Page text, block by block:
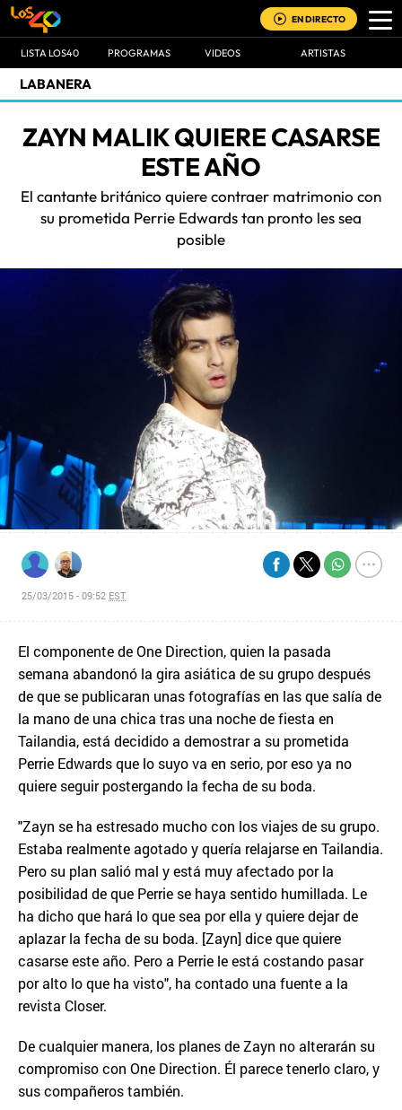
EN DIRECTO
LISTA LOS40 PROGRAMAS VIDEOS ARTISTAS
LABANERA
ZAYN MALIK QUIERE CASARSE
ESTE AÑO
El cantante británico quiere contraer matrimonio con
su prometida Perrie Edwards tan pronto les sea
posible
25/03/2015 - 09:52 EST
El componente de One Direction, quien la pasada
semana abandonó la gira asiática de su grupo después
de que se publicaran unas fotografías en las que salía de
la mano de una chica tras una noche de fiesta en
Tailandia, está decidido a demostrar a su prometida
Perrie Edwards que lo suyo va en serio, por eso ya no
quiere seguir postergando la fecha de su boda.
"Zayn se ha estresado mucho con los viajes de su grupo.
Estaba realmente agotado y quería relajarse en Tailandia.
Pero su plan salió mal y está muy afectado por la
posibilidad de que Perrie se haya sentido humillada. Le
ha dicho que hará lo que sea por ella y quiere dejar de
aplazar la fecha de su boda. [Zayn] dice que quiere
casarse este año. Pero a Perrie le está costando pasar
por alto lo que ha visto", ha contado una fuente a la
revista Closer.
De cualquier manera, los planes de Zayn no alterarán su
compromiso con One Direction. Él parece tenerlo claro, y
sus compañeros también.